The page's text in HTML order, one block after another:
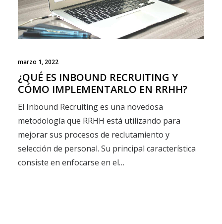
marzo 1, 2022
¿QUÉ ES INBOUND RECRUITING Y
CÓMO IMPLEMENTARLO EN RRHH?
El Inbound Recruiting es una novedosa
metodología que RRHH está utilizando para
mejorar sus procesos de reclutamiento y
selección de personal. Su principal característica
consiste en enfocarse en el…